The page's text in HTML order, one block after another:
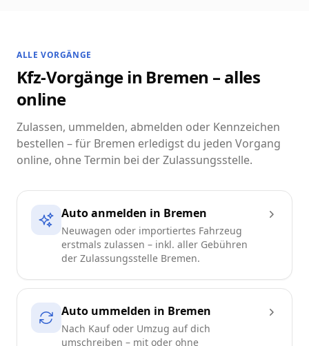
ALLE VORGÄNGE
Kfz-Vorgänge in Bremen – alles
online
Zulassen, ummelden, abmelden oder Kennzeichen
bestellen – für Bremen erledigst du jeden Vorgang
online, ohne Termin bei der Zulassungsstelle.
Auto anmelden in Bremen
Neuwagen oder importiertes Fahrzeug
erstmals zulassen – inkl. aller Gebühren
der Zulassungsstelle Bremen.
Auto ummelden in Bremen
Nach Kauf oder Umzug auf dich
umschreiben – mit oder ohne